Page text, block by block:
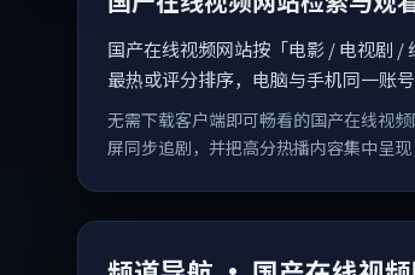
国产在线视频网站按「电影 / 电视剧 /
最热或评分排序，电脑与手机同一账号
无需下载客户端即可畅看的国产在线视
屏同步追剧，并把高分热播内容集中呈